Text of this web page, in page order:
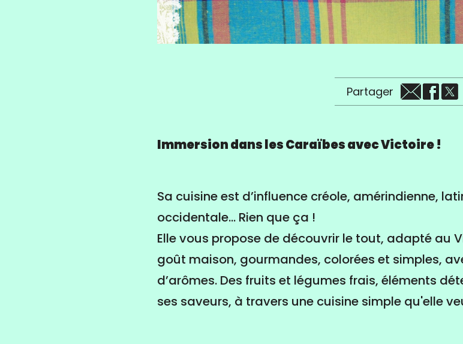
Partager
Immersion dans les Caraïbes avec Victoire !
Sa cuisine est d’influence créole, amérindienne,
occidentale... Rien que ça !
Elle vous propose de découvrir le tout, adapté au
goût maison, gourmandes, colorées et simples,
d’arômes. Des fruits et légumes frais, éléments
ses saveurs, à travers une cuisine simple qu'elle